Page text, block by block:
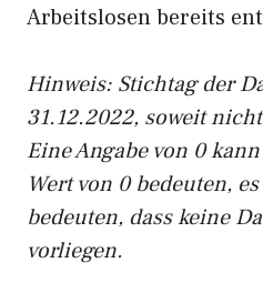
Arbeitslosen bereits
Hinweis: Stichtag der
31.12.2022, soweit
Eine Angabe von 0
Wert von 0 bedeuten,
bedeuten, dass keine
vorliegen.